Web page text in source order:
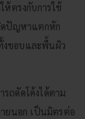
ห้ตรงกับการใช้
ดปัญหาแตกหัก
งขอบและพื้นผิว
ถดัดโค้งได้ตาม
ยนอก เป็นมิตรต่อ